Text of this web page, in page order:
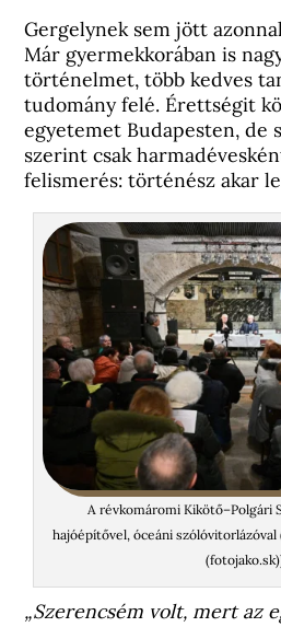
Gergelynek sem jött
Már gyermekkorában is
történelmet, több kedves
tudomány felé. Érettségit
egyetemet Budapesten, de
szerint csak
felismerés: történész akar
A révkomáromi Kikötő–Polgári
hajóépítővel, óceáni
„Szerencsém volt, mert az